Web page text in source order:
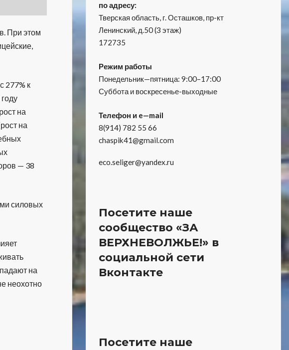
При этом
277% к
на
на
— 38
силовых
на
неохотно
по адресу:
Тверская область, г. Осташков, пр-кт
Ленинский, д.50 (3 этаж)
172735
Режим работы
Понедельник—пятница: 9:00–17:00
Суббота и воскресенье-выходные
Телефон и e—mail
8(914) 782 55 66
chaspik41@gmail.com
eco.seliger@yandex.ru
Посетите наше
сообщество «ЗА
ВЕРХНЕВОЛЖЬЕ!» в
социальной сети
Вконтакте
Посетите наше